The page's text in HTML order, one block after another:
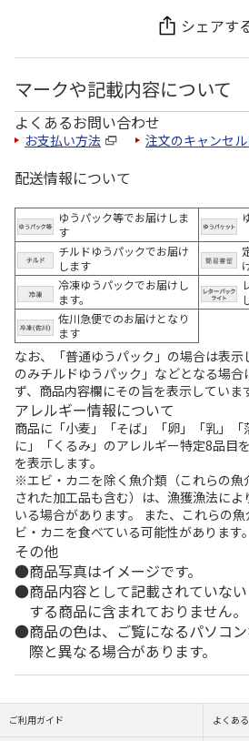
シェアす
マークや記載内容について
よくあるお問い合わせ
お支払い方法 注文のキャンセ
配送情報について
ゆうパック等でお届けしま
す
チルドゆうパックでお届け
します
冷凍ゆうパックでお届けし
ます。
佐川急便でのお届けとなり
ます
なお、「普通ゆうパック」の場合は表
のみチルドゆうパック」などとなる場
ず、商品内容欄にその旨を表示していま
アレルギー情報について
商品に「小麦」「そば」「卵」「乳」
に」「くるみ」のアレルギー特定8品目
を表示します。
※エビ・カニを除く魚介類（これらの魚
された加工品も含む）は、漁獲漁法によ
いる場合があります。 また、これらの
ビ・カニを食べている可能性があります。
その他
商品写真はイメージです。
商品内容として記載されていな
する商品に含まれておりません。
商品の色は、ご覧になるパソコ
際と異なる場合があります。
ご利用ガイド よくあ